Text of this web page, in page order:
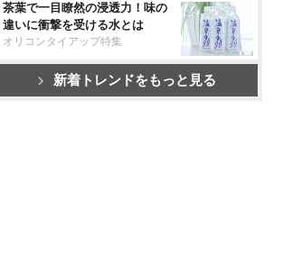
茶葉で一目瞭然の浸透力！味の
違いに衝撃を受ける水とは
オリコンタイアップ特集
新着トレンドをもっと見る